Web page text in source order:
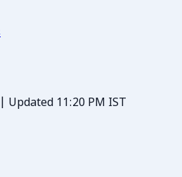
Updated 11:20 PM IST